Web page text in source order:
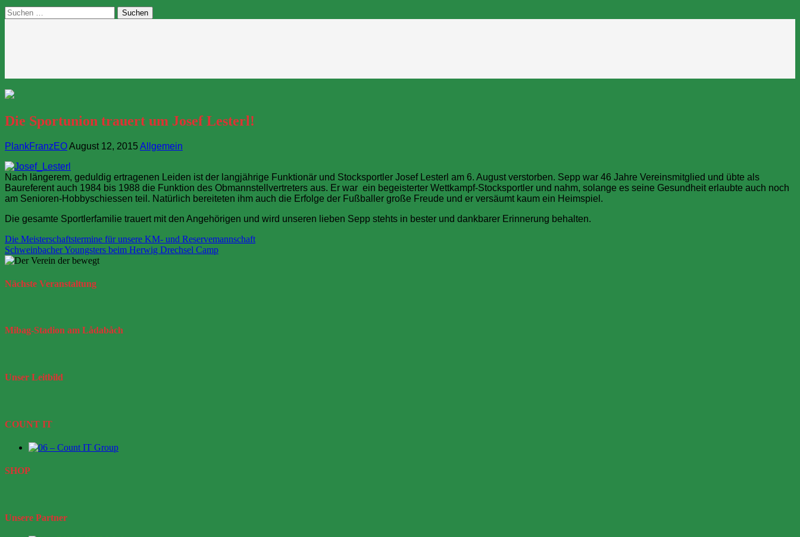
Suchen
nach:
Die Sportunion trauert um Josef Lesterl!
PlankFranzEOAugust 12, 2015Allgemein
Nach längerem, geduldig ertragenen Leiden ist der langjährige Funktionär und Stocksportler Josef Lesterl am 6. August verstorben. Sepp war 46 Jahre Vereinsmitglied und übte als
Baureferent auch 1984 bis 1988 die Funktion des Obmannstellvertreters aus. Er war ein begeisterter Wettkampf-Stocksportler und nahm, solange es seine Gesundheit erlaubte auch noch
am Senioren-Hobbyschiessen teil. Natürlich bereiteten ihm auch die Erfolge der Fußballer große Freude und er versäumt kaum ein Heimspiel.
Die gesamte Sportlerfamilie trauert mit den Angehörigen und wird unseren lieben Sepp stehts in bester und dankbarer Erinnerung behalten.
Beitragsnavigation
Die Meisterschaftstermine für unsere KM- und Reservemannschaft
Schweinbacher Youngsters beim Herwig Drechsel Camp
Nächste Veranstaltung
Mibag-Stadion am Lådabåch
Unser Leitbild
COUNT IT
SHOP
Unsere Partner